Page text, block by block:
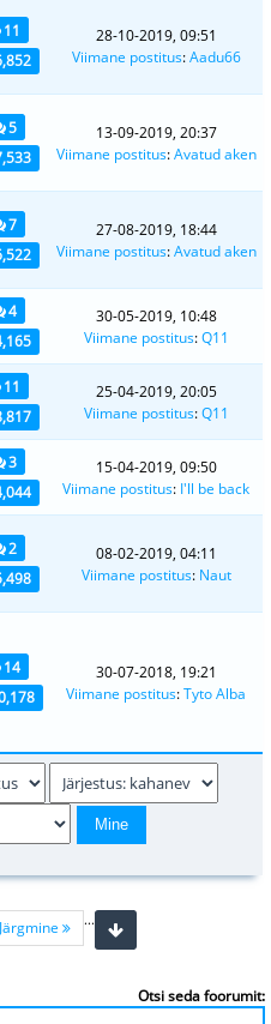
11
28-10-2019, 09:51
Viimane postitus:Aadu66
5
13-09-2019, 20:37
Viimane postitus:Avatud aken
7
27-08-2019, 18:44
Viimane postitus:Avatud aken
4
30-05-2019, 10:48
Viimane postitus:Q11
11
25-04-2019, 20:05
Viimane postitus:Q11
3
15-04-2019, 09:50
Viimane postitus: I'll be back
2
08-02-2019, 04:11
Viimane postitus: Naut
14
30-07-2018, 19:21
Viimane postitus:Tyto Alba
...
Järgmine
Otsi seda foorumit: